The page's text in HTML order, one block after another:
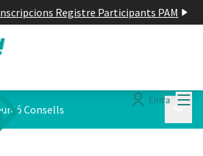
Registre Participants PAM
Entra
Consells